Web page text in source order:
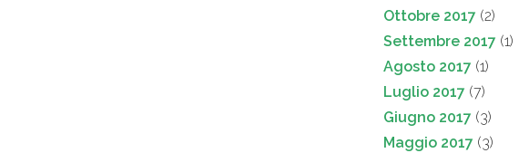
Ottobre 2017 (2)
Settembre 2017 (1)
Agosto 2017 (1)
Luglio 2017 (7)
Giugno 2017 (3)
Maggio 2017 (3)